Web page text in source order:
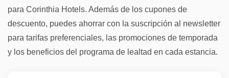
para Corinthia Hotels. Además de los cupones de
descuento, puedes ahorrar con la suscripción al newsletter
para tarifas preferenciales, las promociones de temporada
y los beneficios del programa de lealtad en cada estancia.